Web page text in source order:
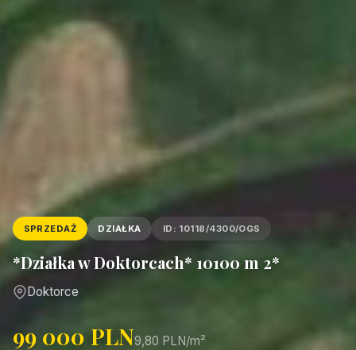
SPRZEDAŻ DZIAŁKA ID: 10118/4300/OGS
*Działka w Doktorcach* 10100 m 2*
Doktorce
99 000 PLN9,80 PLN/m²